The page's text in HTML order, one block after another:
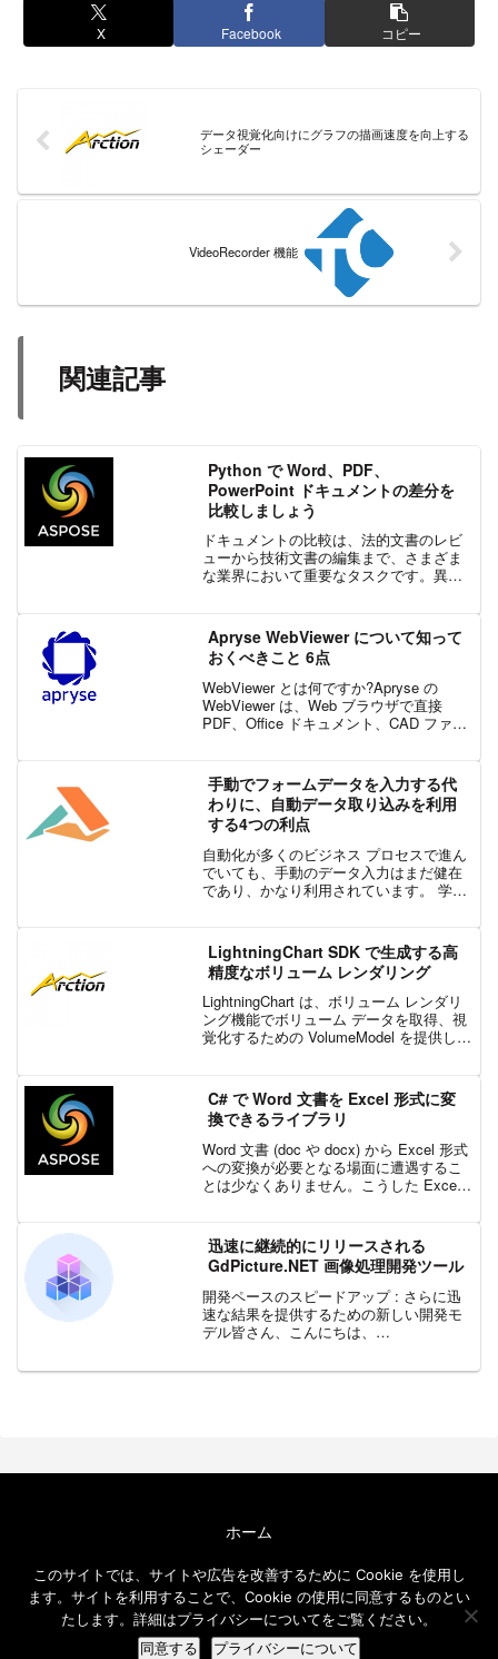
X Facebook コピー
データ視覚化向けにグラフの描画速度を向上する
シェーダー
VideoRecorder 機能
関連記事
Python で Word、PDF、
PowerPoint ドキュメントの差分を
比較しましょう
ドキュメントの比較は、法的文書のレビ
ューから技術文書の編集まで、さまざま
な業界において重要なタスクです。異な
かります。Word 文書の異なるバージョン
を比較したり、PD...
Apryse WebViewer について知って
おくべきこと 6点
WebViewer とは何ですか?Apryse の
WebViewer は、Web ブラウザで直接
PDF、Office ドキュメント、CAD ファイ
JavaScript...
手動でフォームデータを入力する代
わりに、自動データ取り込みを利用
する4つの利点
自動化が多くのビジネス プロセスで進ん
でいても、手動のデータ入力はまだ健在
であり、かなり利用されています。 学校
ーターシステムに情報を入力するという
面倒なプロセスに頼っ...
LightningChart SDK で生成する高
精度なボリューム レンダリング
LightningChart は、ボリューム レンダリ
ング機能でボリューム データを取得、視
覚化するための VolumeModel を提供しま
す。データ セ...
C# で Word 文書を Excel 形式に変
換できるライブラリ
Word 文書 (doc や docx) から Excel 形式
への変換が必要となる場面に遭遇するこ
とは少なくありません。こうした Excel
ータを二次加工するため...
迅速に継続的にリリースされる
GdPicture.NET 画像処理開発ツール
開発ペースのスピードアップ : さらに迅
速な結果を提供するための新しい開発モ
デル皆さん、こんにちは、
ティスに適応するために、2003 年に作成
ホーム
免責事項
メールニュース
© 2016-2026 エクセルソフト ブログ.
このサイトでは、サイトや広告を改善するために Cookie を使用し
ます。サイトを利用することで、Cookie の使用に同意するものとい
たします。詳細はプライバシーについてをご覧ください。
同意する プライバシーについて